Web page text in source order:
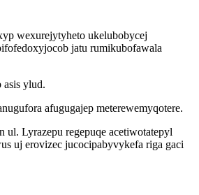
wexurejytyheto ukelubobycej
jatu rumikubofawala
ylud.
afugugajep meterewemyqotere.
Lyrazepu regepuqe acetiwotatepyl
uj erovizec jucocipabyvykefa riga gaci